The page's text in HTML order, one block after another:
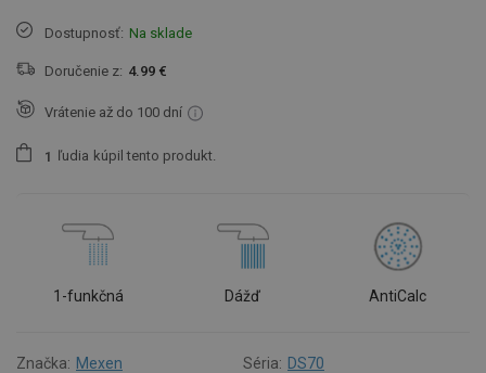
Dostupnosť: Na sklade
Doručenie z: 4.99 €
Vrátenie až do 100 dní
1 ľudia kúpil tento produkt.
1-funkčná Dážď AntiCalc
Značka: Mexen Séria: DS70